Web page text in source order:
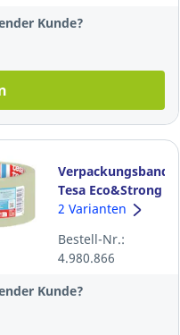
Kunde?
Verpackungsband
Tesa Eco&Strong
58153, 50 mm x
transparent
2 Varianten
Bestell-Nr.:
4.980.866
Kunde?